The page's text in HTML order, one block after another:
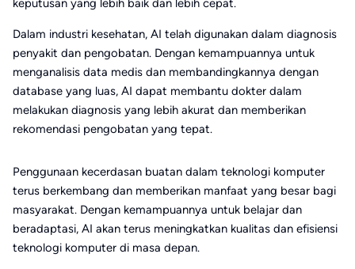
keputusan yang lebih baik dan lebih cepat.
Dalam industri kesehatan, AI telah digunakan dalam diagnosis
penyakit dan pengobatan. Dengan kemampuannya untuk
menganalisis data medis dan membandingkannya dengan
database yang luas, AI dapat membantu dokter dalam
melakukan diagnosis yang lebih akurat dan memberikan
rekomendasi pengobatan yang tepat.
Penggunaan kecerdasan buatan dalam teknologi komputer
terus berkembang dan memberikan manfaat yang besar bagi
masyarakat. Dengan kemampuannya untuk belajar dan
beradaptasi, AI akan terus meningkatkan kualitas dan efisiensi
teknologi komputer di masa depan.